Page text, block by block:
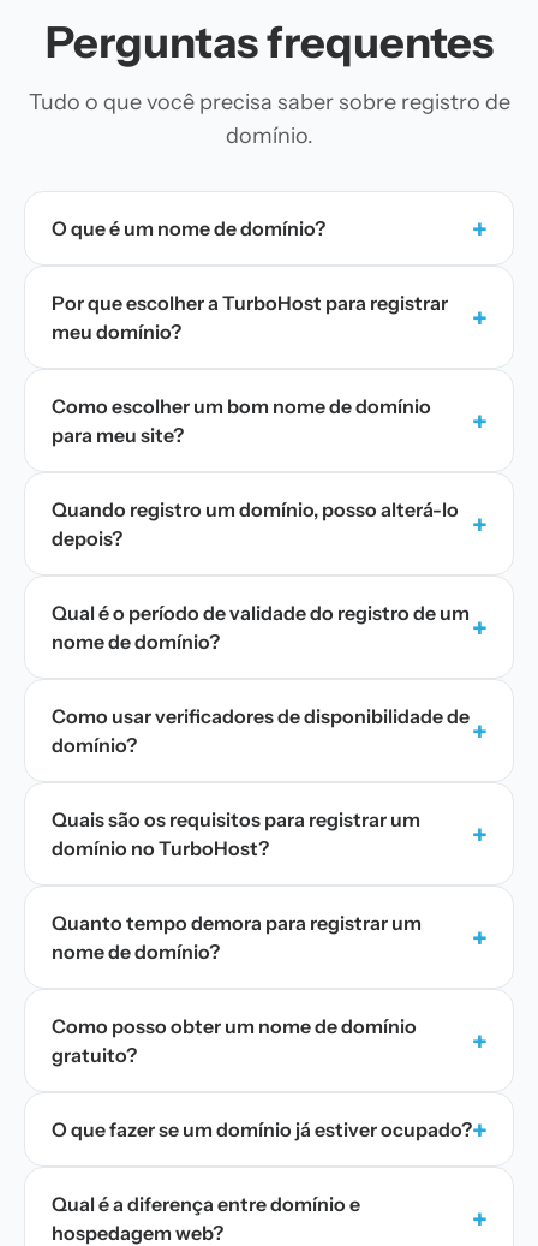
Perguntas frequentes
Tudo o que você precisa saber sobre registro de
domínio.
O que é um nome de domínio? +
Por que escolher a TurboHost para registrar
meu domínio?
+
Como escolher um bom nome de domínio
para meu site?
+
Quando registro um domínio, posso alterá-lo
depois?
+
Qual é o período de validade do registro de um
nome de domínio?
+
Como usar verificadores de disponibilidade de
domínio?
+
Quais são os requisitos para registrar um
domínio no TurboHost?
+
Quanto tempo demora para registrar um
nome de domínio?
+
Como posso obter um nome de domínio
gratuito?
+
O que fazer se um domínio já estiver ocupado?+
Qual é a diferença entre domínio e
hospedagem web?
+